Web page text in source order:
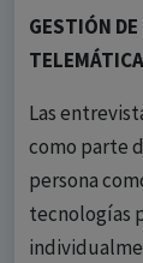
GESTIÓN
TELEMÁTICA
Las
como parte
persona
tecnologías